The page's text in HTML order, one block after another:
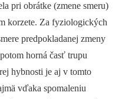
pri obrátke (zmene smeru)
korzete. Za fyziologických
predpokladanej zmeny
horná časť trupu
hybnosti je aj v tomto
vďaka spomaleniu